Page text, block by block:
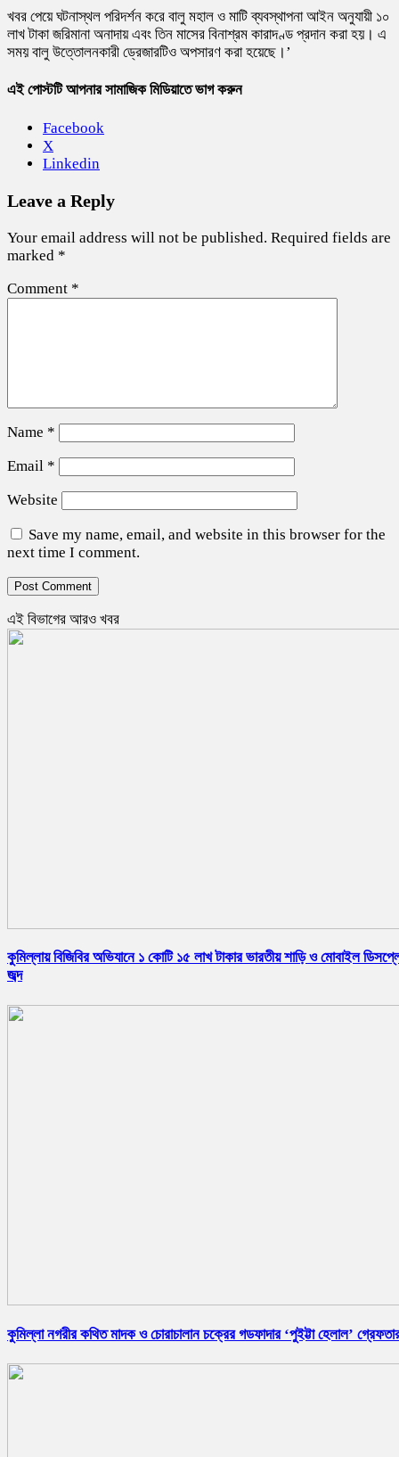
খবর পেয়ে ঘটনাস্থল পরিদর্শন করে বালু মহাল ও মাটি ব্যবস্থাপনা আইন অনুযায়ী ১০
লাখ টাকা জরিমানা অনাদায় এবং তিন মাসের বিনাশ্রম কারাদণ্ড প্রদান করা হয়। এ
সময় বালু উত্তোলনকারী ড্রেজারটিও অপসারণ করা হয়েছে।’
এই পোস্টটি আপনার সামাজিক মিডিয়াতে ভাগ করুন
Facebook
X
Linkedin
Leave a Reply
Your email address will not be published. Required fields are
marked *
Comment *
Name *
Email *
Website
Save my name, email, and website in this browser for the
next time I comment.
এই বিভাগের আরও খবর
কুমিল্লায় বিজিবির অভিযানে ১ কোটি ১৫ লাখ টাকার ভারতীয় শাড়ি ও মোবাইল
জব্দ
কুমিল্লা নগরীর কথিত মাদক ও চোরাচালান চক্রের গডফাদার ‘পুইট্টা হেলাল’